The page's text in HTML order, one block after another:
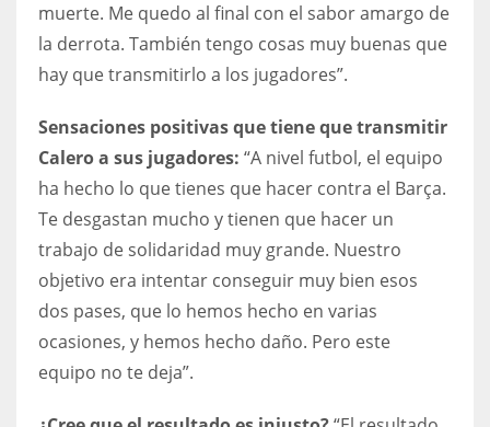
muerte. Me quedo al final con el sabor amargo de
la derrota. También tengo cosas muy buenas que
hay que transmitirlo a los jugadores”.
Sensaciones positivas que tiene que transmitir
Calero a sus jugadores: “A nivel futbol, el equipo
ha hecho lo que tienes que hacer contra el Barça.
Te desgastan mucho y tienen que hacer un
trabajo de solidaridad muy grande. Nuestro
objetivo era intentar conseguir muy bien esos
dos pases, que lo hemos hecho en varias
ocasiones, y hemos hecho daño. Pero este
equipo no te deja”.